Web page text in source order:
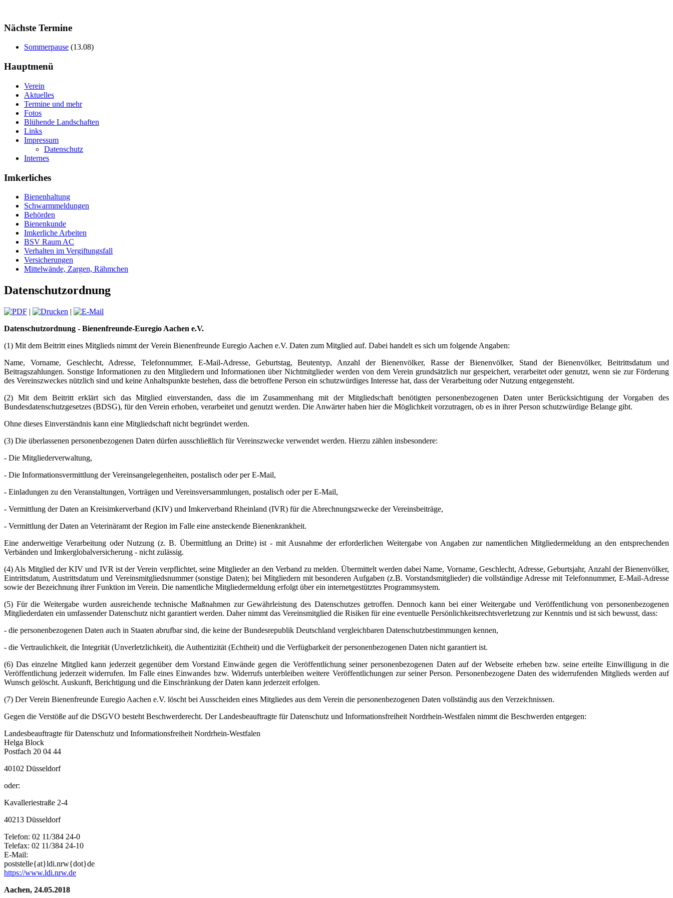
Nächste Termine
Sommerpause (13.08)
Hauptmenü
Verein
Aktuelles
Termine und mehr
Fotos
Blühende Landschaften
Links
Impressum
Datenschutz
Internes
Imkerliches
Bienenhaltung
Schwarmmeldungen
Behörden
Bienenkunde
Imkerliche Arbeiten
BSV Raum AC
Verhalten im Vergiftungsfall
Versicherungen
Mittelwände, Zargen, Rähmchen
Datenschutzordnung
|
|
Datenschutzordnung - Bienenfreunde-Euregio Aachen e.V.
(1) Mit dem Beitritt eines Mitglieds nimmt der Verein Bienenfreunde Euregio Aachen e.V. Daten zum Mitglied auf. Dabei handelt es sich um folgende Angaben:
Name, Vorname, Geschlecht, Adresse, Telefonnummer, E-Mail-Adresse, Geburtstag, Beutentyp, Anzahl der Bienenvölker, Rasse der Bienenvölker, Stand der Bienenvölker, Beitrittsdatum und
Beitragszahlungen. Sonstige Informationen zu den Mitgliedern und Informationen über Nichtmitglieder werden von dem Verein grundsätzlich nur gespeichert, verarbeitet oder genutzt, wenn sie zur Förderung
des Vereinszweckes nützlich sind und keine Anhaltspunkte bestehen, dass die betroffene Person ein schutzwürdiges Interesse hat, dass der Verarbeitung oder Nutzung entgegensteht.
(2) Mit dem Beitritt erklärt sich das Mitglied einverstanden, dass die im Zusammenhang mit der Mitgliedschaft benötigten personenbezogenen Daten unter Berücksichtigung der Vorgaben des
Bundesdatenschutzgesetzes (BDSG), für den Verein erhoben, verarbeitet und genutzt werden. Die Anwärter haben hier die Möglichkeit vorzutragen, ob es in ihrer Person schutzwürdige Belange gibt.
Ohne dieses Einverständnis kann eine Mitgliedschaft nicht begründet werden.
(3) Die überlassenen personenbezogenen Daten dürfen ausschließlich für Vereinszwecke verwendet werden. Hierzu zählen insbesondere:
- Die Mitgliederverwaltung,
- Die Informationsvermittlung der Vereinsangelegenheiten, postalisch oder per E-Mail,
- Einladungen zu den Veranstaltungen, Vorträgen und Vereinsversammlungen, postalisch oder per E-Mail,
- Vermittlung der Daten an Kreisimkerverband (KIV) und Imkerverband Rheinland (IVR) für die Abrechnungszwecke der Vereinsbeiträge,
- Vermittlung der Daten an Veterinäramt der Region im Falle eine ansteckende Bienenkrankheit.
Eine anderweitige Verarbeitung oder Nutzung (z. B. Übermittlung an Dritte) ist - mit Ausnahme der erforderlichen Weitergabe von Angaben zur namentlichen Mitgliedermeldung an den entsprechenden
Verbänden und Imkerglobalversicherung - nicht zulässig.
(4) Als Mitglied der KIV und IVR ist der Verein verpflichtet, seine Mitglieder an den Verband zu melden. Übermittelt werden dabei Name, Vorname, Geschlecht, Adresse, Geburtsjahr, Anzahl der Bienenvölker,
Eintrittsdatum, Austrittsdatum und Vereinsmitgliedsnummer (sonstige Daten); bei Mitgliedern mit besonderen Aufgaben (z.B. Vorstandsmitglieder) die vollständige Adresse mit Telefonnummer, E-Mail-Adresse
sowie der Bezeichnung ihrer Funktion im Verein. Die namentliche Mitgliedermeldung erfolgt über ein internetgestütztes Programmsystem.
(5) Für die Weitergabe wurden ausreichende technische Maßnahmen zur Gewährleistung des Datenschutzes getroffen. Dennoch kann bei einer Weitergabe und Veröffentlichung von personenbezogenen
Mitgliederdaten ein umfassender Datenschutz nicht garantiert werden. Daher nimmt das Vereinsmitglied die Risiken für eine eventuelle Persönlichkeitsrechtsverletzung zur Kenntnis und ist sich bewusst, dass:
- die personenbezogenen Daten auch in Staaten abrufbar sind, die keine der Bundesrepublik Deutschland vergleichbaren Datenschutzbestimmungen kennen,
- die Vertraulichkeit, die Integrität (Unverletzlichkeit), die Authentizität (Echtheit) und die Verfügbarkeit der personenbezogenen Daten nicht garantiert ist.
(6) Das einzelne Mitglied kann jederzeit gegenüber dem Vorstand Einwände gegen die Veröffentlichung seiner personenbezogenen Daten auf der Webseite erheben bzw. seine erteilte Einwilligung in die
Veröffentlichung jederzeit widerrufen. Im Falle eines Einwandes bzw. Widerrufs unterbleiben weitere Veröffentlichungen zur seiner Person. Personenbezogene Daten des widerrufenden Mitglieds werden auf
Wunsch gelöscht. Auskunft, Berichtigung und die Einschränkung der Daten kann jederzeit erfolgen.
(7) Der Verein Bienenfreunde Euregio Aachen e.V. löscht bei Ausscheiden eines Mitgliedes aus dem Verein die personenbezogenen Daten vollständig aus den Verzeichnissen.
Gegen die Verstöße auf die DSGVO besteht Beschwerderecht. Der Landesbeauftragte für Datenschutz und Informationsfreiheit Nordrhein-Westfalen nimmt die Beschwerden entgegen:
Landesbeauftragte für Datenschutz und Informationsfreiheit Nordrhein-Westfalen
Helga Block
Postfach 20 04 44
40102 Düsseldorf
oder:
Kavalleriestraße 2-4
40213 Düsseldorf
Telefon: 02 11/384 24-0
Telefax: 02 11/384 24-10
E-Mail:
poststelle{at}ldi.nrw{dot}de
https://www.ldi.nrw.de
Aachen, 24.05.2018